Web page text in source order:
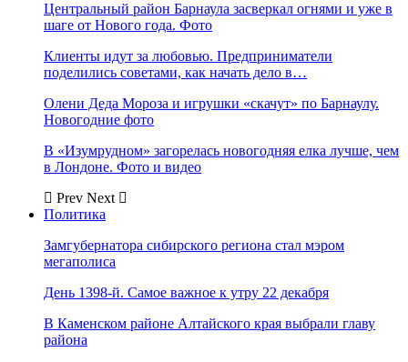
Центральный район Барнаула засверкал огнями и уже в
шаге от Нового года. Фото
Клиенты идут за любовью. Предприниматели
поделились советами, как начать дело в…
Олени Деда Мороза и игрушки «скачут» по Барнаулу.
Новогодние фото
В «Изумрудном» загорелась новогодняя елка лучше, чем
в Лондоне. Фото и видео
Prev Next
Политика
Замгубернатора сибирского региона стал мэром
мегаполиса
День 1398-й. Самое важное к утру 22 декабря
В Каменском районе Алтайского края выбрали главу
района